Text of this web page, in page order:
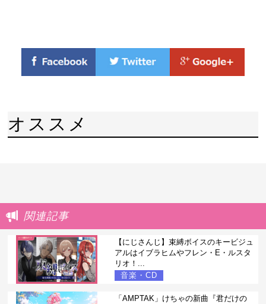
オススメ
関連記事
【にじさんじ】束縛ボイスのキービジュ
アルはイブラヒムやフレン・E・ルスタ
リオ！...
音楽・CD
「AMPTAK」けちゃの新曲『君だけの